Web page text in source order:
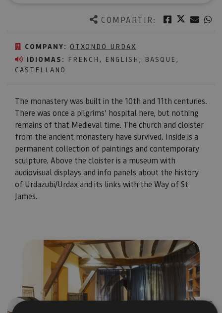
COMPARTIR: Facebook
Twitter
COMPANY: OTXONDO URDAX
IDIOMAS:
FRENCH, ENGLISH, BASQUE,
CASTELLANO
The monastery was built in the 10th and 11th centuries.
There was once a pilgrims’ hospital here, but nothing
remains of that Medieval time. The church and cloister
from the ancient monastery have survived. Inside is a
permanent collection of paintings and contemporary
sculpture. Above the cloister is a museum with
audiovisual displays and info panels about the history
of Urdazubi/Urdax and its links with the Way of St
James.